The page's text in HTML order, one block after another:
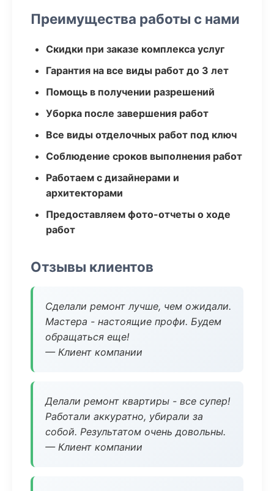
Преимущества работы с нами
Скидки при заказе комплекса услуг
Гарантия на все виды работ до 3 лет
Помощь в получении разрешений
Уборка после завершения работ
Все виды отделочных работ под ключ
Соблюдение сроков выполнения работ
Работаем с дизайнерами и
архитекторами
Предоставляем фото-отчеты о ходе
работ
Отзывы клиентов
Сделали ремонт лучше, чем ожидали.
Мастера - настоящие профи. Будем
обращаться еще!
— Клиент компании
Делали ремонт квартиры - все супер!
Работали аккуратно, убирали за
собой. Результатом очень довольны.
— Клиент компании